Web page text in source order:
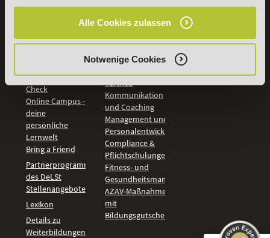
Alle Cookies zulassen
Notwenige Cookies
PreisFAIRsprechen
Fördermöglichkeiten
Aufstiegs-BAföG
Check
Online Campus -
deine
persönliche
Lernwelt
Bring a Friend
Partnerprogramm
des DeLSt
Stellenangebote
Lexikon
Details zu
Weiterbildungen
Bildung &
Künstliche
Intelligenz
Vertrieb
Kommunikation
und Coaching
Management und
Personalentwicklung
Compliance &
Pflichtschulungen
Fitness- und
Gesundheitsmanagement
AZAV-Maßnahmen
mit
Bildungsgutschein